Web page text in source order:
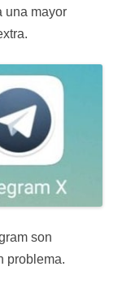
una mayor
son
problema.